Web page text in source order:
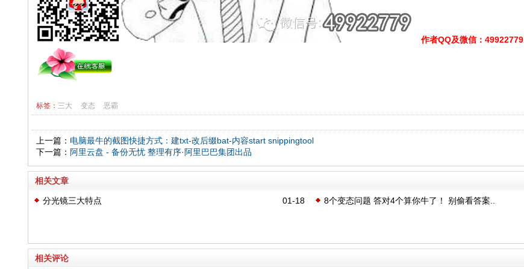
作者QQ及微信：49922779
标签： 三大 变态 恶霸
上一篇： 电脑最牛的截图快捷方式：建txt-改后缀bat-内容start snippingtool
下一篇： 阿里云盘 - 备份无忧 整理有序·阿里巴巴集团出品
相关文章
01-18
分光镜三大特点 8个变态问题 答对4个算你牛了！ 别偷看答案..
相关评论